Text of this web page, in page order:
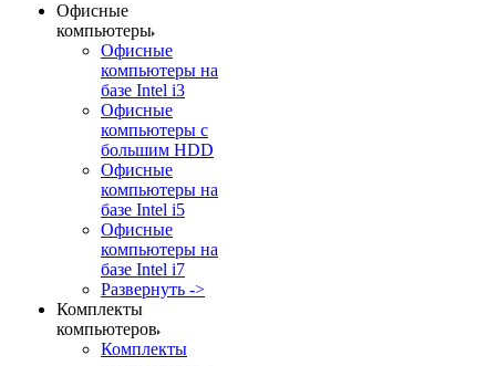
Офисные
компьютеры
Офисные
компьютеры на
базе Intel i3
Офисные
компьютеры с
большим HDD
Офисные
компьютеры на
базе Intel i5
Офисные
компьютеры на
базе Intel i7
Развернуть ->
Комплекты
компьютеров
Комплекты